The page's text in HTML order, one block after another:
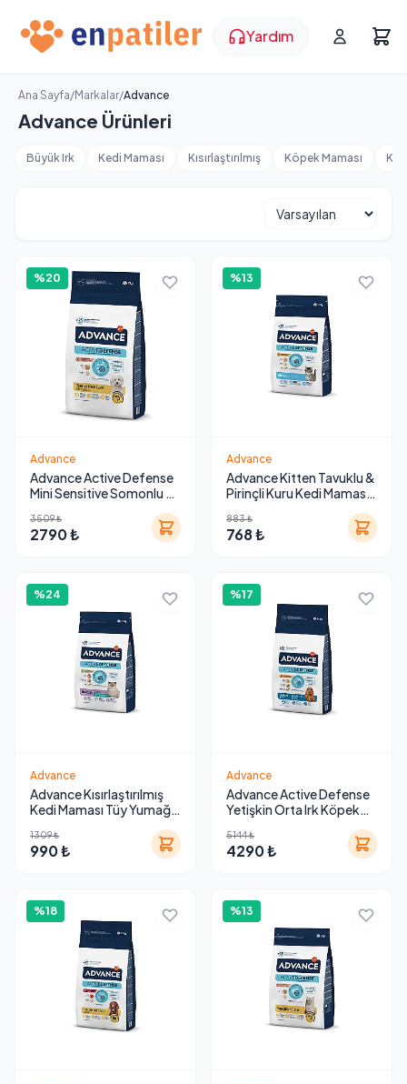
Yardım
Ana Sayfa/Markalar/Advance
Advance Ürünleri
Büyük Irk Kedi Maması Kısırlaştırılmış Köpek Maması
%20
Advance
Advance Active Defense
Mini Sensitive Somonlu ve
Maması 7 kg
3509 ₺
2790 ₺
%13
Advance
Advance Kitten Tavuklu &
Pirinçli Kuru Kedi Maması
883 ₺
768 ₺
%24
Advance
Advance Kısırlaştırılmış
Kedi Maması Tüy Yumağı
1309 ₺
990 ₺
%17
Advance
Advance Active Defense
Yetişkin Orta Irk Köpek
5144 ₺
4290 ₺
%18 %13